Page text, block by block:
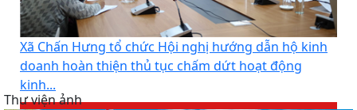
Xã Chấn Hưng tổ chức Hội nghị hướng dẫn hộ kinh
doanh hoàn thiện thủ tục chấm dứt hoạt động
kinh...
Thư viện ảnh